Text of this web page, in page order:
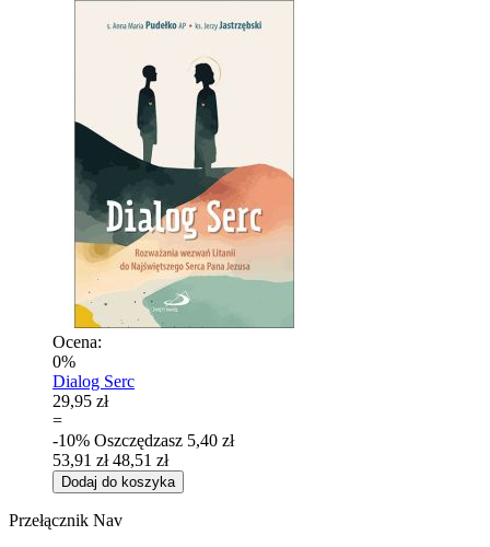
Ocena:
0%
Dialog Serc
29,95 zł
=
-10% Oszczędzasz 5,40 zł
53,91 zł 48,51 zł
Dodaj do koszyka
Przełącznik Nav